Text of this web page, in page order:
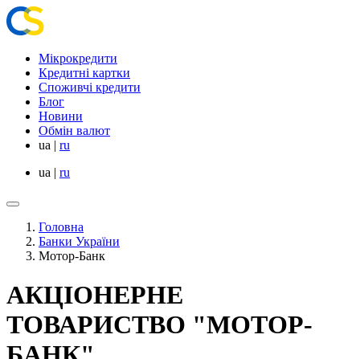
Мікрокредити
Кредитні картки
Споживчі кредити
Блог
Новини
Обмін валют
ua | ru
ua | ru
Головна
Банки України
Мотор-Банк
АКЦІОНЕРНЕ
ТОВАРИСТВО "МОТОР-